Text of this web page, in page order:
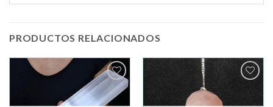
PRODUCTOS RELACIONADOS
Añadir
a la
lista de
lista de